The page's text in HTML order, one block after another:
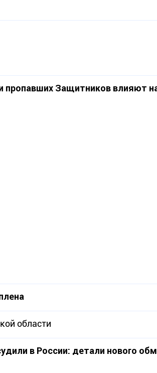
пропавших Защитников влияют
области
в России: детали нового